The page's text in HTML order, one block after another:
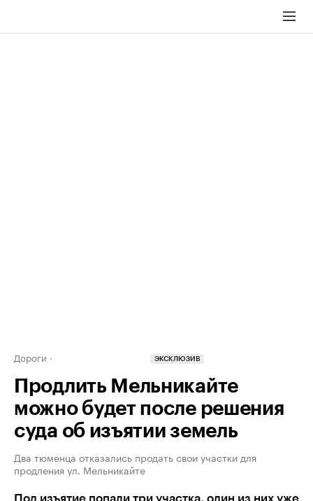
Дороги ЭКСКЛЮЗИВ
Продлить Мельникайте
можно будет после решения
суда об изъятии земель
Два тюменца отказались продать свои участки для
продления ул. Мельникайте
Под изъятие попали три участка, один из них уже